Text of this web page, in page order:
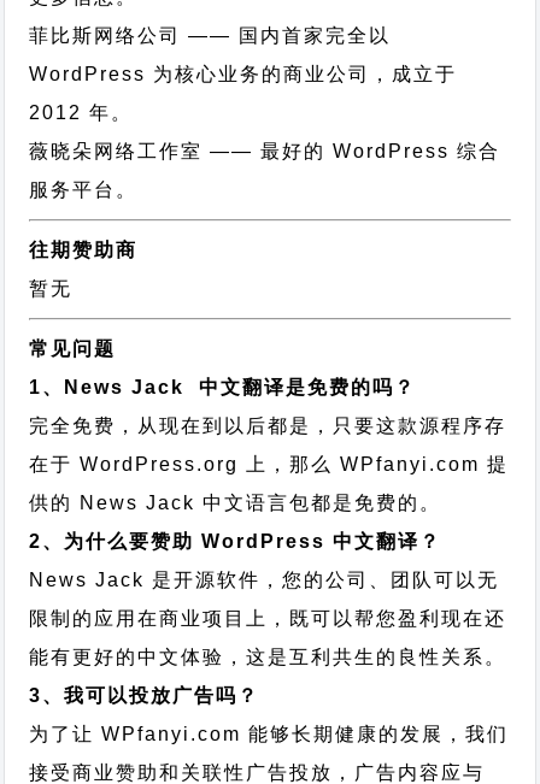
菲比斯网络公司
—— 国内首家完全以
WordPress 为核心业务的商业公司，成立于
2012 年。
薇晓朵网络工作室 —— 最好的 WordPress 综合
服务平台。
往期赞助商
暂无
常见问题
1、News Jack 中文翻译是免费的吗？
完全免费，从现在到以后都是，只要这款源程序存
在于 WordPress.org 上，那么 WPfanyi.com 提
供的 News Jack 中文语言包都是免费的。
2、为什么要赞助 WordPress 中文翻译？
News Jack 是开源软件，您的公司、团队可以无
限制的应用在商业项目上，既可以帮您盈利现在还
能有更好的中文体验，这是互利共生的良性关系。
3、我可以投放广告吗？
为了让 WPfanyi.com 能够长期健康的发展，我们
接受商业赞助和关联性广告投放，广告内容应与